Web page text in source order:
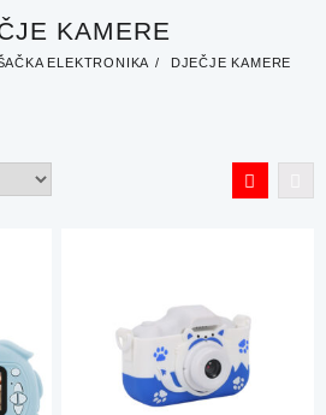
KAMERE
ELEKTRONIKA DJEČJE KAMERE